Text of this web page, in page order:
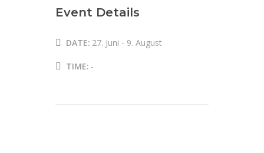
Event Details
DATE: 27. Juni - 9. August
TIME: -